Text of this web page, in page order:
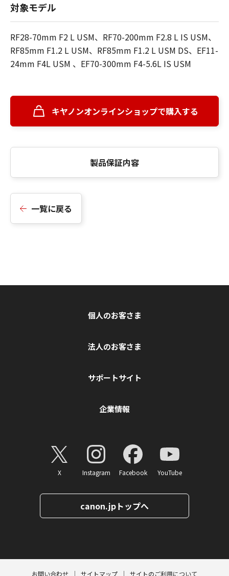
対象モデル
RF28-70mm F2 L USM、RF70-200mm F2.8 L IS USM、
RF85mm F1.2 L USM、RF85mm F1.2 L USM DS、EF11-
24mm F4L USM 、EF70-300mm F4-5.6L IS USM
キヤノンオンラインショップで購入する
製品保証内容
一覧に戻る
個人のお客さま
法人のお客さま
サポートサイト
企業情報
X Instagram Facebook YouTube
canon.jpトップへ
お問い合わせ サイトマップ サイトのご利用について